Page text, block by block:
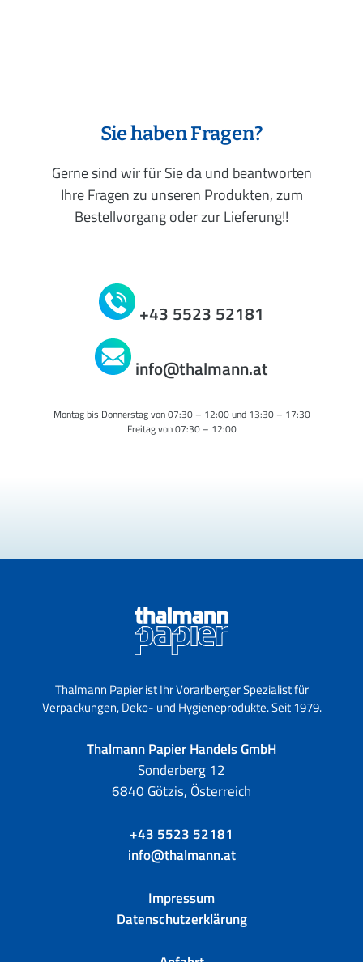
Sie haben Fragen?
Gerne sind wir für Sie da und beantworten
Ihre Fragen zu unseren Produkten, zum
Bestellvorgang oder zur Lieferung!!
+43 5523 52181
info@thalmann.at
Montag bis Donnerstag von 07:30 – 12:00 und 13:30 – 17:30
Freitag von 07:30 – 12:00
Thalmann Papier ist Ihr Vorarlberger Spezialist für
Verpackungen, Deko- und Hygieneprodukte. Seit 1979.
Thalmann Papier Handels GmbH
Sonderberg 12
6840 Götzis, Österreich
+43 5523 52181
info@thalmann.at
Impressum
Datenschutzerklärung